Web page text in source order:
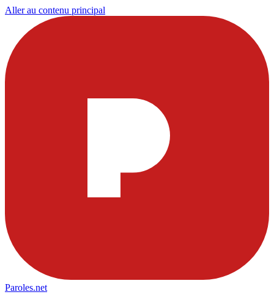
Aller au contenu principal
Paroles.net